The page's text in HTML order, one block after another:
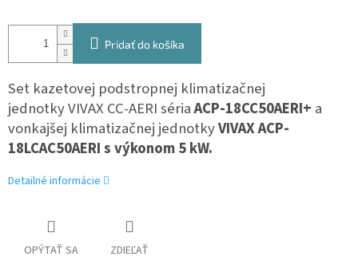
Pridať do košíka
Set kazetovej podstropnej klimatizačnej
jednotkyVIVAX CC-AERI sériaACP-18CC50AERI+ a
vonkajšej klimatizačnej jednotkyVIVAXACP-
18LCAC50AERI s výkonom 5 kW.
Detailné informácie
OPÝTAŤ SA ZDIEĽAŤ